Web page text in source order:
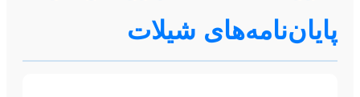
پایان‌نامه‌های شیلات